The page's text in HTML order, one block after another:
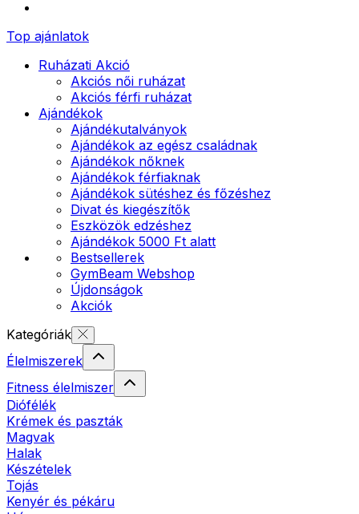
Top ajánlatok
Ruházati Akció
Akciós női ruházat
Akciós férfi ruházat
Ajándékok
Ajándékutalványok
Ajándékok az egész családnak
Ajándékok nőknek
Ajándékok férfiaknak
Ajándékok sütéshez és főzéshez
Divat és kiegészítők
Eszközök edzéshez
Ajándékok 5000 Ft alatt
Bestsellerek
GymBeam Webshop
Újdonságok
Akciók
Kategóriák
Élelmiszerek
Fitness élelmiszer
Diófélék
Krémek és paszták
Magvak
Halak
Készételek
Tojás
Kenyér és pékáru